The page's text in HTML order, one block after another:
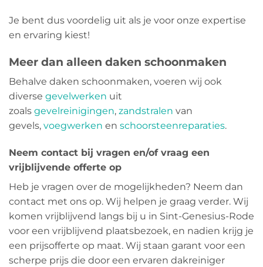
Je bent dus voordelig uit als je voor onze expertise
en ervaring kiest!
Meer dan alleen daken schoonmaken
Behalve daken schoonmaken, voeren wij ook
diverse gevelwerken uit
zoals gevelreinigingen, zandstralen van
gevels, voegwerken en schoorsteenreparaties.
Neem contact bij vragen en/of vraag een
vrijblijvende offerte op
Heb je vragen over de mogelijkheden? Neem dan
contact met ons op. Wij helpen je graag verder. Wij
komen vrijblijvend langs bij u in Sint-Genesius-Rode
voor een vrijblijvend plaatsbezoek, en nadien krijg je
een prijsofferte op maat. Wij staan garant voor een
scherpe prijs die door een ervaren dakreiniger